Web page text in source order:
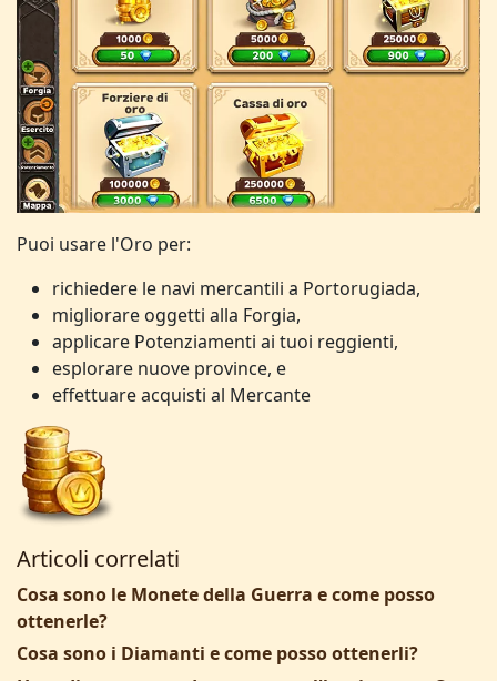
Puoi usare l'Oro per:
richiedere le navi mercantili a Portorugiada,
migliorare oggetti alla Forgia,
applicare Potenziamenti ai tuoi reggienti,
esplorare nuove province, e
effettuare acquisti al Mercante
Articoli correlati
Cosa sono le Monete della Guerra e come posso
ottenerle?
Cosa sono i Diamanti e come posso ottenerli?